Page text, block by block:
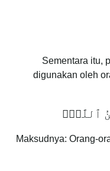
Sementara itu,
digunakan oleh
ٱللَّهِۖ
Maksudnya: Orang-